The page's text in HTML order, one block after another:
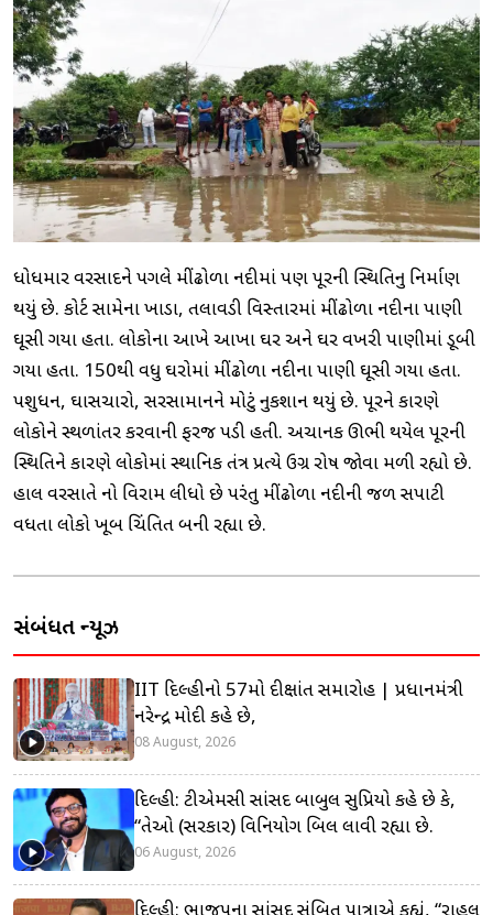
ધોધમાર વરસાદને પગલે મીંઢોળા નદીમાં પણ પૂરની સ્થિતિનુ નિર્માણ
થયું છે. કોર્ટ સામેના ખાડા, તલાવડી વિસ્તારમાં મીંઢોળા નદીના પાણી
ઘૂસી ગયા હતા. લોકોના આખે આખા ઘર અને ઘર વખરી પાણીમાં ડૂબી
ગયા હતા. 150થી વધુ ઘરોમાં મીંઢોળા નદીના પાણી ઘૂસી ગયા હતા.
પશુધન, ઘાસચારો, સરસામાનને મોટું નુકશાન થયું છે. પૂરને કારણે
લોકોને સ્થળાંતર કરવાની ફરજ પડી હતી. અચાનક ઊભી થયેલ પૂરની
સ્થિતિને કારણે લોકોમાં સ્થાનિક તંત્ર પ્રત્યે ઉગ્ર રોષ જોવા મળી રહ્યો છે.
હાલ વરસાતે નો વિરામ લીધો છે પરંતુ મીંઢોળા નદીની જળ સપાટી
વધતા લોકો ખૂબ ચિંતિત બની રહ્યા છે.
સંબંધિત ન્યૂઝ
IIT દિલ્હીનો 57મો દીક્ષાંત સમારોહ | પ્રધાનમંત્રી
નરેન્દ્ર મોદી કહે છે,
08 August, 2026
દિલ્હી: ટીએમસી સાંસદ બાબુલ સુપ્રિયો કહે છે કે,
“તેઓ (સરકાર) વિનિયોગ બિલ લાવી રહ્યા છે.
06 August, 2026